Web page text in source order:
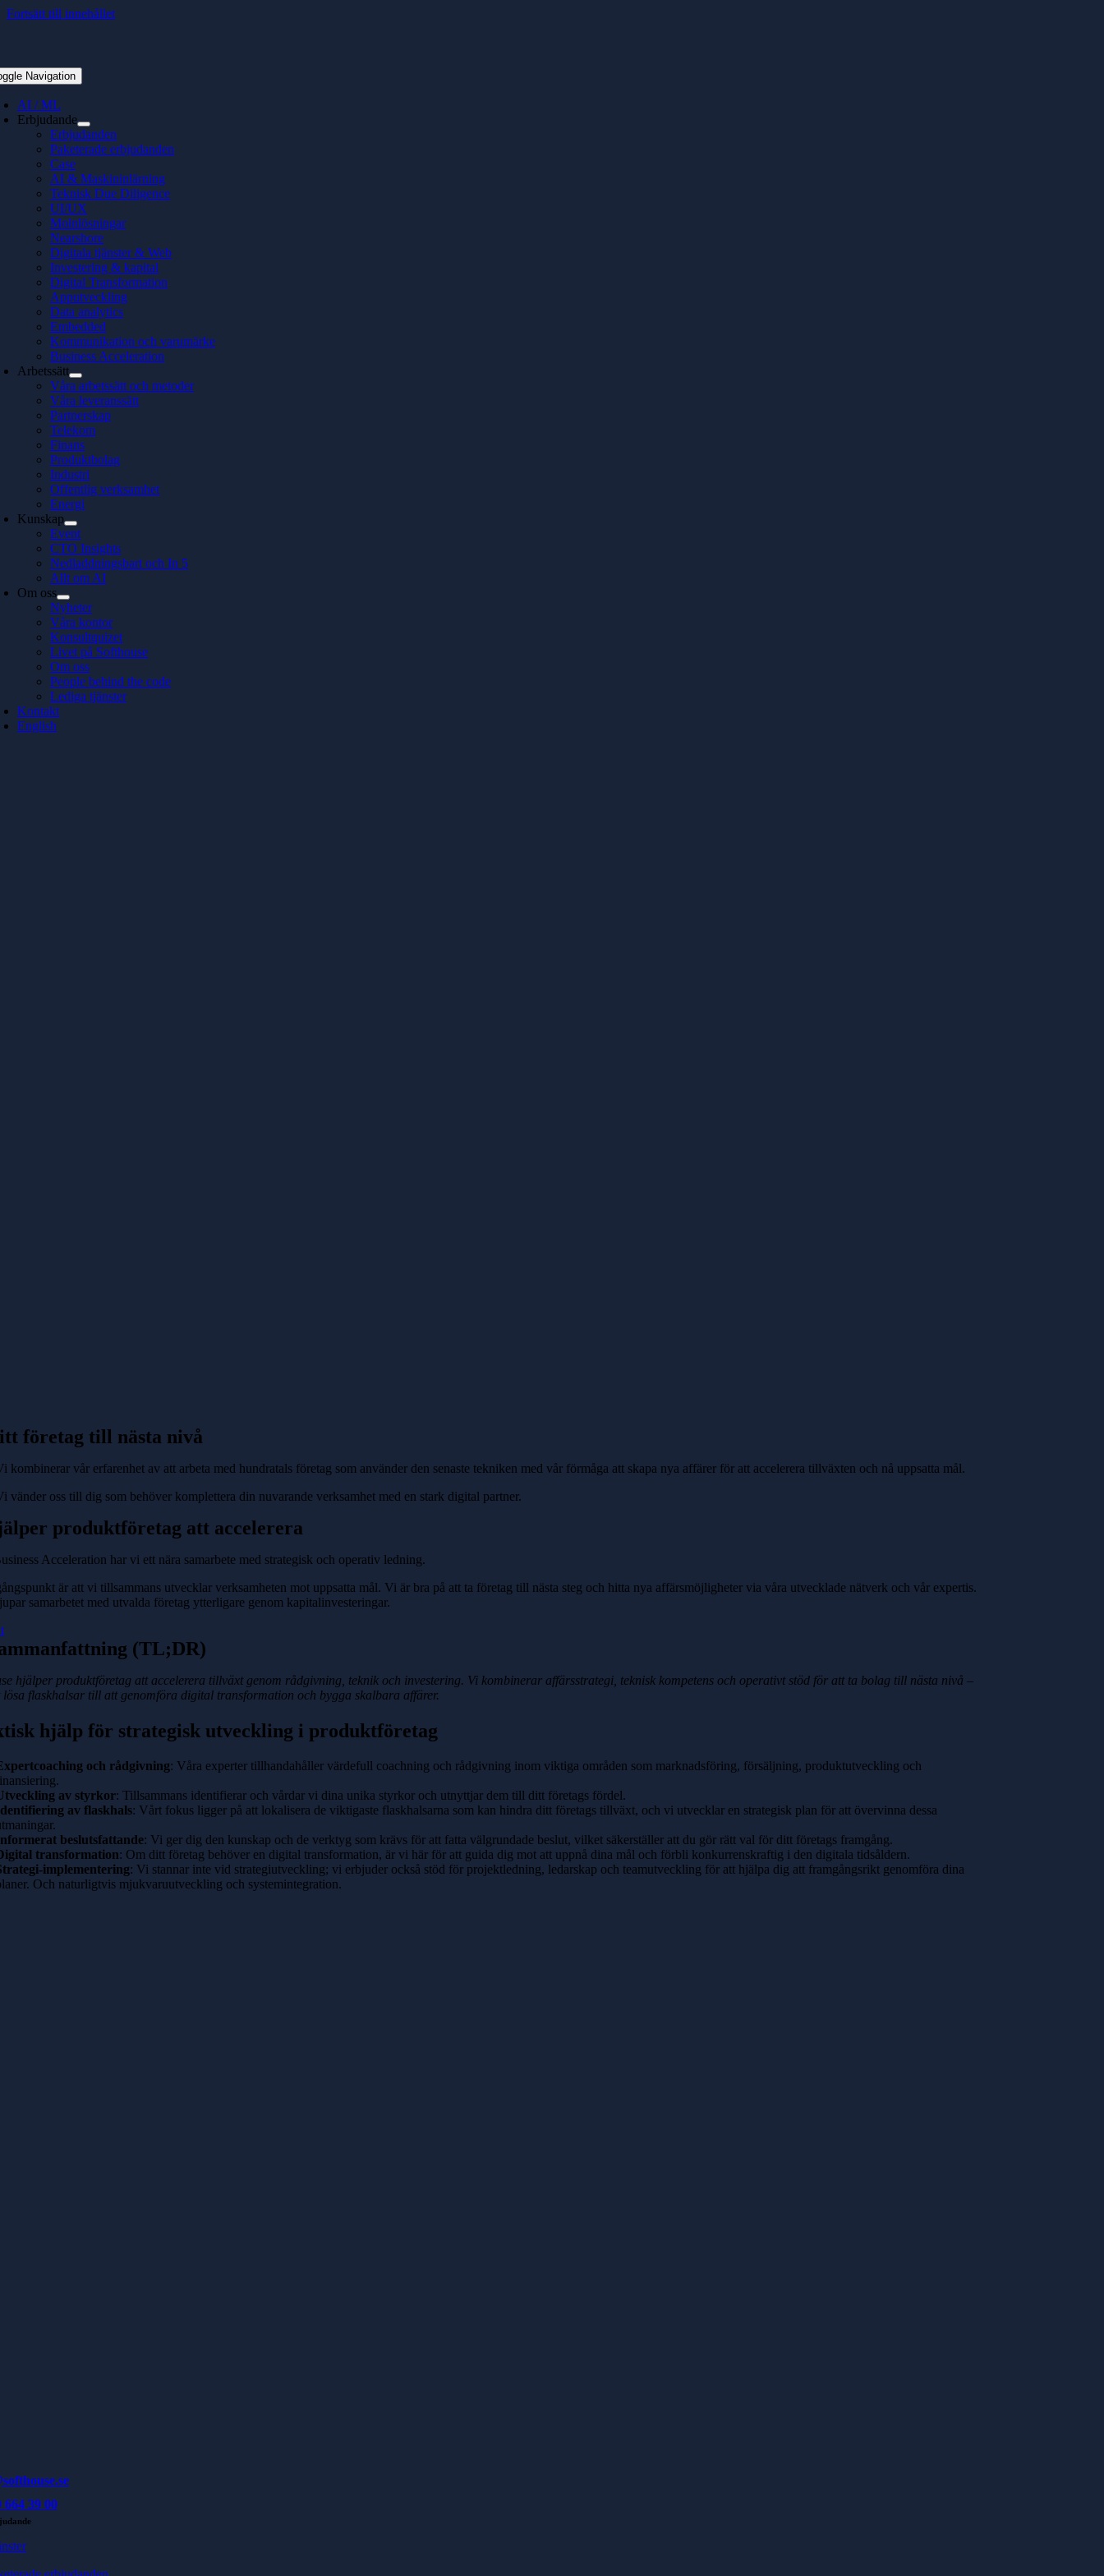
Fortsätt till innehållet
Navigation
AI / ML
Erbjudande
Erbjudanden
Paketerade erbjudanden
Case
AI & Maskininlärning
Teknisk Due Diligence
UI/UX
Molnlösningar
Nearshore
Digitala tjänster & Web
Investering & kapital
Digital Transformation
Apputveckling
Data analytics
Embedded
Kommunikation och varumärke
Business Acceleration
Arbetssätt
Våra arbetssätt och metoder
Våra leveranssätt
Partnerskap
Telekom
Finans
Produktbolag
Industri
Offentlig verksamhet
Energi
Kunskap
Event
CTO Insights
Nedladdningsbart och In 5
Allt om AI
Om oss
Nyheter
Våra kontor
Konsultquizet
Livet på Softhouse
Om oss
People behind the code
Lediga tjänster
Kontakt
English
företag till nästa nivå
kombinerar vår erfarenhet av att arbeta med hundratals företag som använder den senaste tekniken med vår förmåga att skapa nya affärer för att accelerera tillväxten och nå uppsatta mål.
vänder oss till dig som behöver komplettera din nuvarande verksamhet med en stark digital partner.
produktföretag att accelerera
Acceleration har vi ett nära samarbete med strategisk och operativ ledning.
är att vi tillsammans utvecklar verksamheten mot uppsatta mål. Vi är bra på att ta företag till nästa steg och hitta nya affärsmöjligheter via våra utvecklade nätverk och vår expertis.
samarbetet med utvalda företag ytterligare genom kapitalinvesteringar.
(TL;DR)
hjälper produktföretag att accelerera tillväxt genom rådgivning, teknik och investering. Vi kombinerar affärsstrategi, teknisk kompetens och operativt stöd för att ta bolag till nästa nivå –
flaskhalsar till att genomföra digital transformation och bygga skalbara affärer.
hjälp för strategisk utveckling i produktföretag
och rådgivning: Våra experter tillhandahåller värdefull coachning och rådgivning inom viktiga områden som marknadsföring, försäljning, produktutveckling och
av styrkor: Tillsammans identifierar och vårdar vi dina unika styrkor och utnyttjar dem till ditt företags fördel.
av flaskhals: Vårt fokus ligger på att lokalisera de viktigaste flaskhalsarna som kan hindra ditt företags tillväxt, och vi utvecklar en strategisk plan för att övervinna dessa
beslutsfattande: Vi ger dig den kunskap och de verktyg som krävs för att fatta välgrundade beslut, vilket säkerställer att du gör rätt val för ditt företags framgång.
transformation: Om ditt företag behöver en digital transformation, är vi här för att guida dig mot att uppnå dina mål och förbli konkurrenskraftig i den digitala tidsåldern.
implementering: Vi stannar inte vid strategiutveckling; vi erbjuder också stöd för projektledning, ledarskap och teamutveckling för att hjälpa dig att framgångsrikt genomföra dina
Och naturligtvis mjukvaruutveckling och systemintegration.
664 39 00